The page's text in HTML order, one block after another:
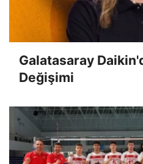
Galatasaray
Değişimi